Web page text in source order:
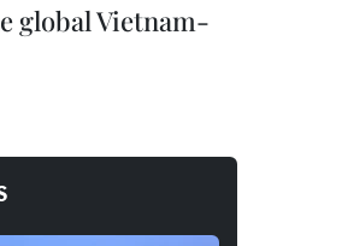
global Vietnam-